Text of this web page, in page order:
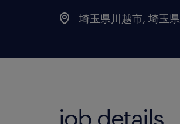
埼玉県川越市, 埼玉県
job details